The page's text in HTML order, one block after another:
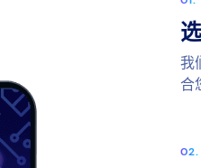
我
合